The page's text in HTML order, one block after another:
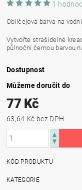
1
Obličejová barva na
Vytvořte strašidelné
půlnoční černou barvou
Dostupnost
Můžeme doručit do
77 Kč
63,64 Kč bez DPH
KÓD PRODUKTU
KATEGORIE